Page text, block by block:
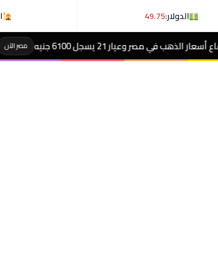
الدولار:49.75
جنيه مصر الآن #تعليم